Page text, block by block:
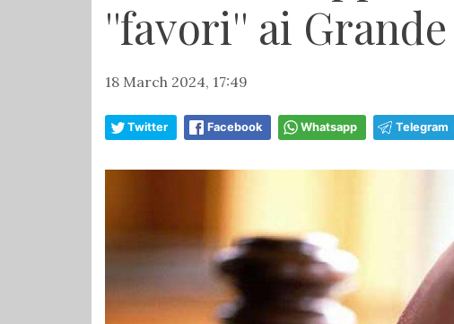
''favori'' ai
18 March 2024, 17:49
Twitter Facebook Whatsapp Telegram